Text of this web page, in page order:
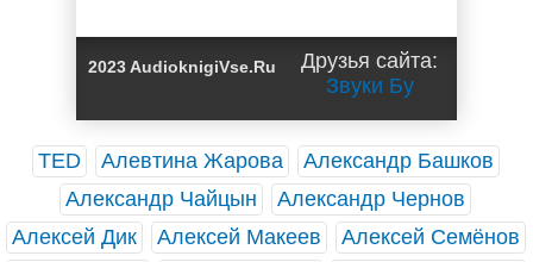
2023 AudioknigiVse.Ru
Друзья сайта:
Звуки Бу
TED Алевтина Жарова
Александр Башков
Александр Чайцын
Александр Чернов
Алексей Дик
Алексей Макеев
Алексей Семёнов